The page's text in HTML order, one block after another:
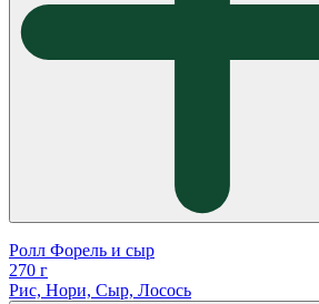
Ролл Форель и сыр
270 г
Рис, Нори, Сыр, Лосось